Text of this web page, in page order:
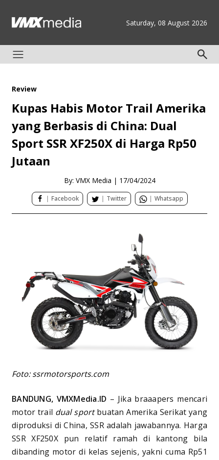
Saturday, 08 August 2026
Review
Kupas Habis Motor Trail Amerika
yang Berbasis di China: Dual
Sport SSR XF250X di Harga Rp50
Jutaan
By: VMX Media | 17/04/2024
| Facebook | Twitter | Whatsapp
Foto: ssrmotorsports.com
BANDUNG, VMXMedia.ID – Jika braaapers mencari
motor trail dual sportbuatan Amerika Serikat yang
diproduksi di China, SSR adalah jawabannya. Harga
SSR XF250X pun relatif ramah di kantong bila
dibanding motor di kelas sejenis, yakni cuma Rp51